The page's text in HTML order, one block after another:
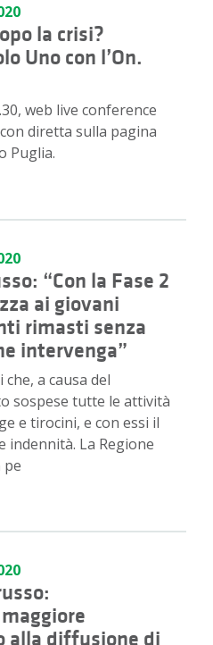
la crisi?
Uno con l’On.
web live conference
diretta sulla pagina
Puglia.
“Con la Fase 2
ai giovani
rimasti senza
intervenga”
a causa del
sospese tutte le attività
e tirocini, e con essi il
indennità. La Regione
pe
alla diffusione di